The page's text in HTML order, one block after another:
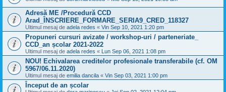
Adresă ME /Procedură CCD
Arad_ÎNSCRIERE_FORMARE_SERIA9_CRED_118327
Ultimul mesaj de adela redes « Vin Sep 10, 2021 1:20 pm
Propuneri cursuri avizate / workshop-uri / parteneriate_
CCD_an școlar 2021-2022
Ultimul mesaj de adela redes « Lun Sep 06, 2021 1:08 pm
NOU! Echivalarea creditelor profesionale transferabile (cf. OM
5967/06.11.2020)
Ultimul mesaj de emilia dancila « Vin Sep 03, 2021 1:00 pm
Început de an școlar